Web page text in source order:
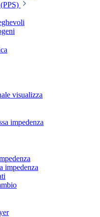
visualizza
impedenza
impedenza